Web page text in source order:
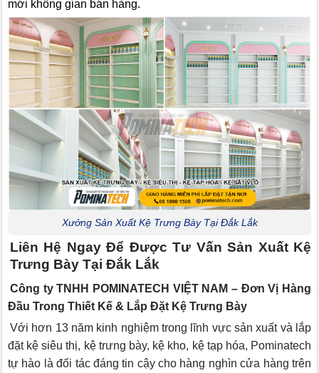
mới không gian bán hàng.
Xưởng Sản Xuất Kệ Trưng Bày Tại Đắk Lắk
Liên Hệ Ngay Để Được Tư Vấn Sản Xuất Kệ
Trưng Bày Tại Đắk Lắk
Công ty TNHH POMINATECH VIỆT NAM – Đơn Vị Hàng
Đầu Trong Thiết Kế & Lắp Đặt Kệ Trưng Bày
Với hơn 13 năm kinh nghiệm trong lĩnh vực sản xuất và lắp
đặt kệ siêu thị, kệ trưng bày, kệ kho, kệ tạp hóa, Pominatech
tự hào là đối tác đáng tin cậy cho hàng nghìn cửa hàng trên